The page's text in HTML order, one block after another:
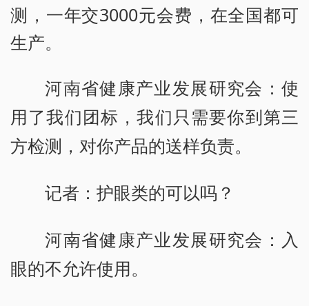
测，一年交3000元会费，在全国都可
生产。
河南省健康产业发展研究会：使
用了我们团标，我们只需要你到第三
方检测，对你产品的送样负责。
记者：护眼类的可以吗？
河南省健康产业发展研究会：入
眼的不允许使用。